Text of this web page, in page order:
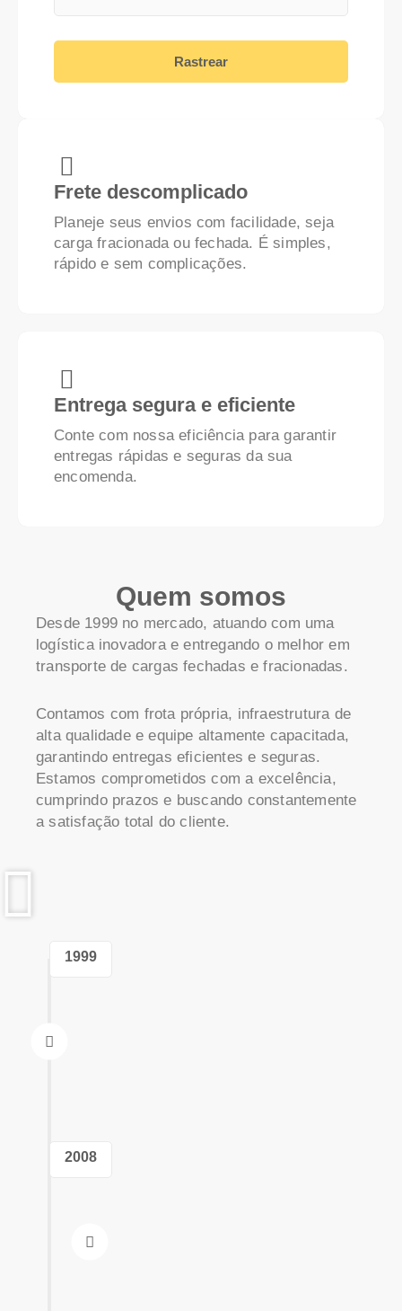
Frete descomplicado
Planeje seus envios com facilidade, seja
carga fracionada ou fechada. É simples,
rápido e sem complicações.
Entrega segura e eficiente
Conte com nossa eficiência para garantir
entregas rápidas e seguras da sua
encomenda.
Rastrear
Quem somos
Desde 1999 no mercado, atuando com uma
logística inovadora e entregando o melhor em
transporte de cargas fechadas e fracionadas.
Contamos com frota própria, infraestrutura de
alta qualidade e equipe altamente capacitada,
garantindo entregas eficientes e seguras.
Estamos comprometidos com a excelência,
cumprindo prazos e buscando constantemente
a satisfação total do cliente.
1999
2008